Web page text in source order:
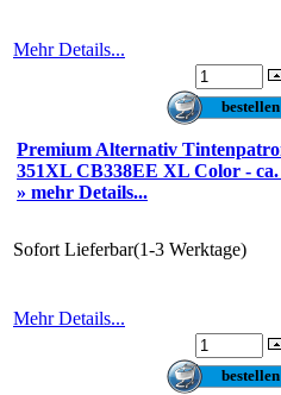
Mehr Details...
Premium Alternativ
351XL CB338EE XL Color - ca.
» mehr Details...
Sofort Lieferbar(1-3 Werktage)
Mehr Details...